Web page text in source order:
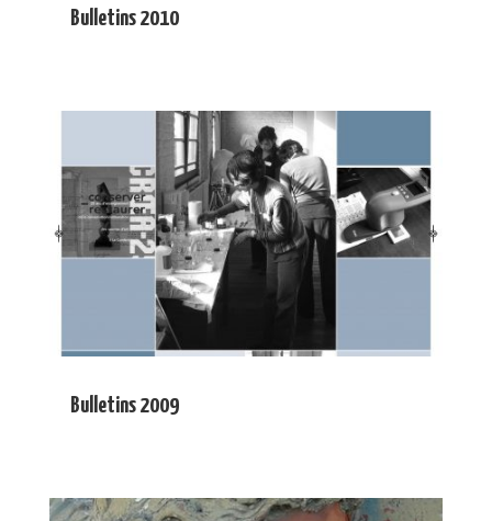
Bulletins 2010
Bulletins 2009